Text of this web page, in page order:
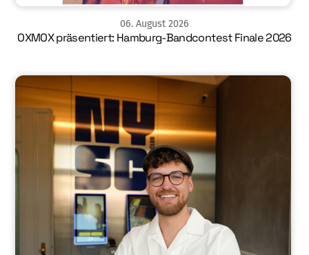
06. August 2026
OXMOX präsentiert: Hamburg-Bandcontest Finale 2026